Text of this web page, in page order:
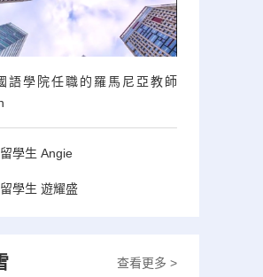
語學院任職的羅馬尼亞教師
學生 Angie
學生 遊耀盛
查看更多 >